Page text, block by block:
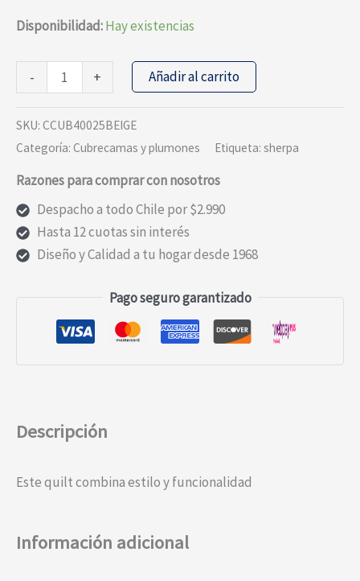
era:
es:
Disponibilidad:Hay existencias
-
PLUMON
ESTAMPADO
CON
SHERPA
BEIGE
cantidad
+ Añadir al carrito
SKU: CCUB40025BEIGE
Categoría: Cubrecamas y plumones Etiqueta: sherpa
Razones para comprar con nosotros
Despacho a todo Chile por $2.990
Hasta 12 cuotas sin interés
Diseño y Calidad a tu hogar desde 1968
Pago seguro garantizado
Descripción
Este quilt combina estilo y funcionalidad
Información adicional